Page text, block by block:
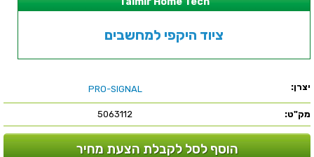
ציוד היקפי למחשבים
יצרן: PRO-SIGNAL
מק"ט: 5063112
הוסף לסל לקבלת הצעת מחיר